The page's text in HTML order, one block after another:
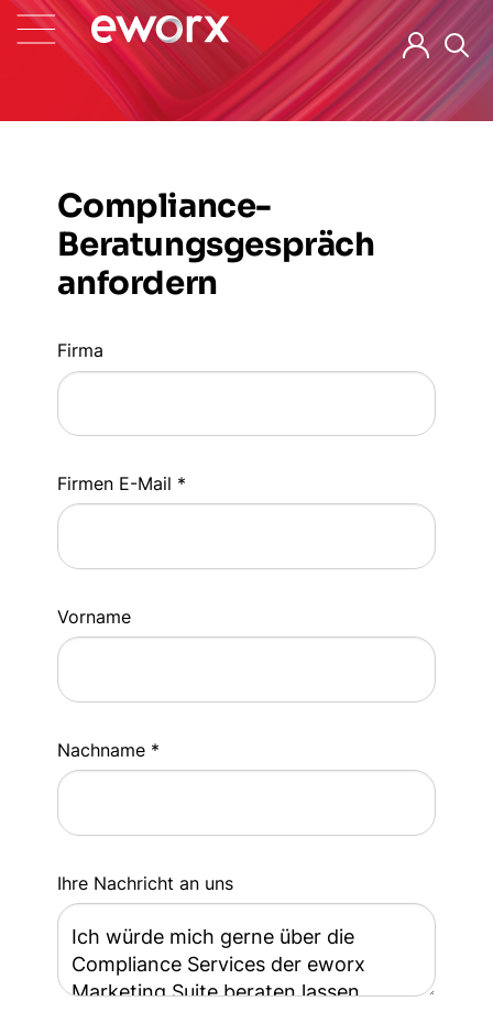
Compliance-
Beratungsgespräch
anfordern
Firma
Firmen E-Mail *
Vorname
Nachname *
Ihre Nachricht an uns